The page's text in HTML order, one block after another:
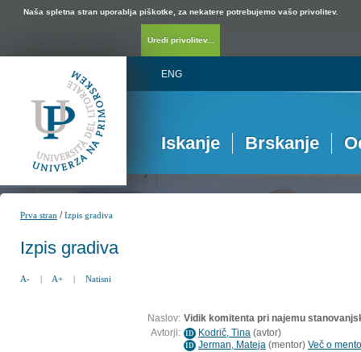
Naša spletna stran uporablja piškotke, za nekatere potrebujemo vašo privolitev.
Uredi privolitev...
ENG
Iskanje Brskanje
Prva stran /Izpis gradiva
Izpis gradiva
A- | A+ | Natisni
Naslov: Vidik komitenta pri najemu
Avtorji: ID Kodrič, Tina (avtor)
ID Jerman, Mateja (mentor) Več o